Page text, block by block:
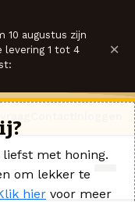
10 augustus zijn
levering 1 tot 4
×
liefst met honing.
om lekker te
hier voor meer